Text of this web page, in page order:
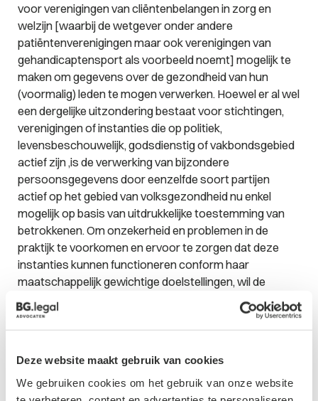
Deze website maakt gebruik van cookies
We gebruiken cookies om het gebruik van onze website
voor verenigingen van cliëntenbelangen in zorg en
welzijn [waarbij de wetgever onder andere
patiëntenverenigingen maar ook verenigingen van
gehandicaptensport als voorbeeld noemt] mogelijk te
maken om gegevens over de gezondheid van hun
(voormalig) leden te mogen verwerken. Hoewel er al wel
een dergelijke uitzondering bestaat voor stichtingen,
verenigingen of instanties die op politiek,
levensbeschouwelijk, godsdienstig of vakbondsgebied
actief zijn ,is de verwerking van bijzondere
persoonsgegevens door eenzelfde soort partijen
actief op het gebied van volksgezondheid nu enkel
mogelijk op basis van uitdrukkelijke toestemming van
betrokkenen. Om onzekerheid en problemen in de
praktijk te voorkomen en ervoor te zorgen dat deze
instanties kunnen functioneren conform haar
maatschappelijk gewichtige doelstellingen, wil de
wetgever deze uitzondering toevoegen. In de praktijk
van deze instanties zal deze uitzondering, met het
daarmee wegvallen van de verplichting om uitdrukkelijke
administratief wat verlichting brengen.
Wetsvoorstel